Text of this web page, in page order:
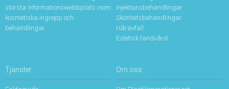
största informationswebbplats inom
kosmetiska ingrepp och
behandlingar.
Injektionsbehandlingar
Skönhetsbehandlingar
Håravfall
Estetisk tandvård
Tjänster Om oss